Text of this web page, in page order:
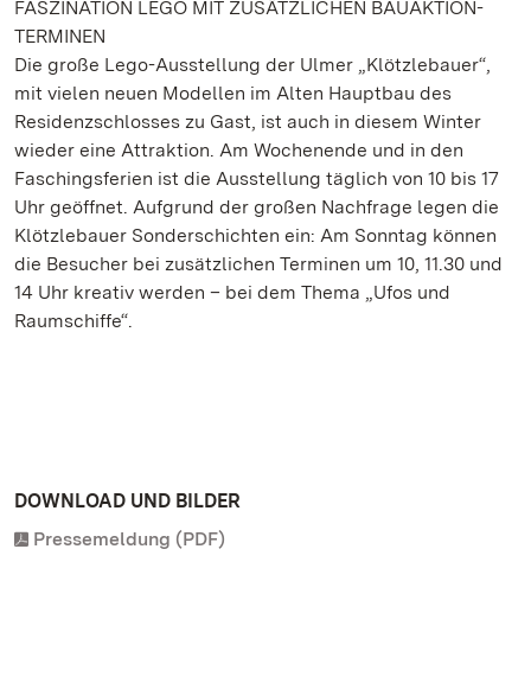
FASZINATION LEGO MIT ZUSÄTZLICHEN BAUAKTION-
TERMINEN
Die große Lego-Ausstellung der Ulmer „Klötzlebauer“,
mit vielen neuen Modellen im Alten Hauptbau des
Residenzschlosses zu Gast, ist auch in diesem Winter
wieder eine Attraktion. Am Wochenende und in den
Faschingsferien ist die Ausstellung täglich von 10 bis 17
Uhr geöffnet. Aufgrund der großen Nachfrage legen die
Klötzlebauer Sonderschichten ein: Am Sonntag können
die Besucher bei zusätzlichen Terminen um 10, 11.30 und
14 Uhr kreativ werden – bei dem Thema „Ufos und
Raumschiffe“.
DOWNLOAD UND BILDER
Pressemeldung (PDF)